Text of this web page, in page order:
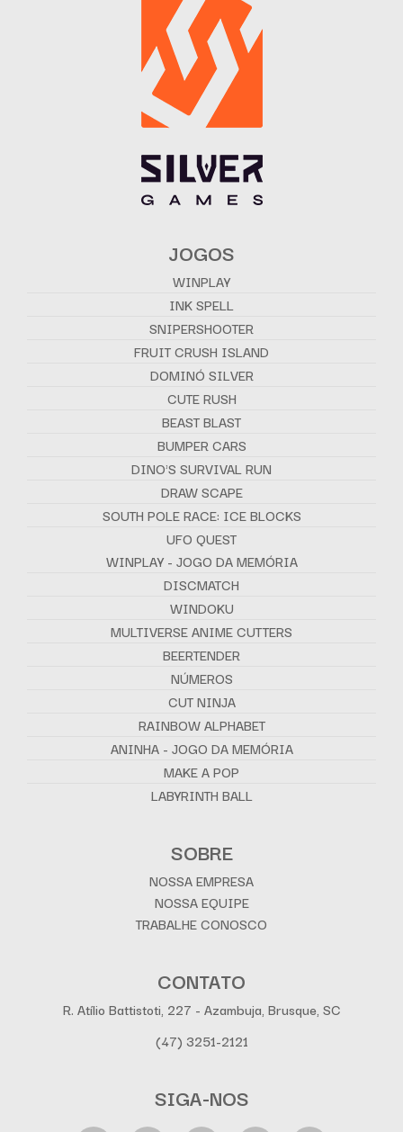
JOGOS
WINPLAY
INK SPELL
SNIPERSHOOTER
FRUIT CRUSH ISLAND
DOMINÓ SILVER
CUTE RUSH
BEAST BLAST
BUMPER CARS
DINO'S SURVIVAL RUN
DRAW SCAPE
SOUTH POLE RACE: ICE BLOCKS
UFO QUEST
WINPLAY - JOGO DA MEMÓRIA
DISCMATCH
WINDOKU
MULTIVERSE ANIME CUTTERS
BEERTENDER
NÚMEROS
CUT NINJA
RAINBOW ALPHABET
ANINHA - JOGO DA MEMÓRIA
MAKE A POP
LABYRINTH BALL
SOBRE
NOSSA EMPRESA
NOSSA EQUIPE
TRABALHE CONOSCO
CONTATO
R. Atílio Battistoti, 227 - Azambuja, Brusque, SC
(47) 3251-2121
SIGA-NOS